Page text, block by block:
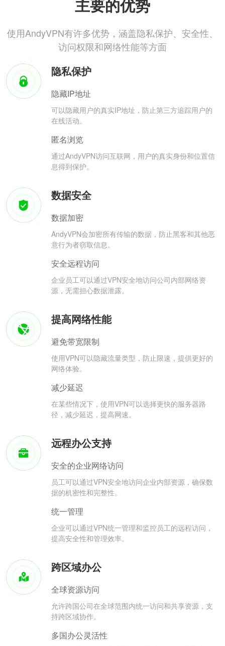
主要的优势
使用AndyVPN有许多优势，涵盖隐私保护、安全性、
访问权限和网络性能等方面
隐私保护
隐藏IP地址
可以隐藏用户的真实IP地址，防止第三方追踪用户的
在线活动。
匿名浏览
通过AndyVPN访问互联网，用户的真实身份和位置信
息得到保护。
数据安全
数据加密
AndyVPN会加密所有传输的数据，防止黑客和其他恶
意行为者窃取信息。
安全远程访问
企业员工可以通过VPN安全地访问公司内部网络资
源，无需担心数据泄露。
提高网络性能
避免带宽限制
使用VPN可以隐藏流量类型，防止限速，提供更好的
网络体验。
减少延迟
在某些情况下，使用VPN可以选择更快的服务器路
径，减少延迟，提高网速。
远程办公支持
安全的企业网络访问
员工可以通过VPN安全地访问企业内部资源，确保数
据的机密性和完整性。
统一管理
企业可以通过VPN统一管理和监控员工的远程访问，
提高安全性和管理效率。
跨区域办公
全球资源访问
允许跨国公司在全球范围内统一访问和共享资源，支
持跨区域协作。
多国办公灵活性